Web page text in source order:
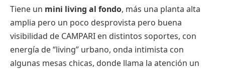
Tiene un mini living al fondo, más una planta alta
amplia pero un poco desprovista pero buena
visibilidad de CAMPARI en distintos soportes, con
energía de “living” urbano, onda intimista con
algunas mesas chicas, donde llama la atención un